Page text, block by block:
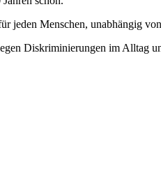
jeden Menschen, unabhängig
Diskriminierungen im Alltag